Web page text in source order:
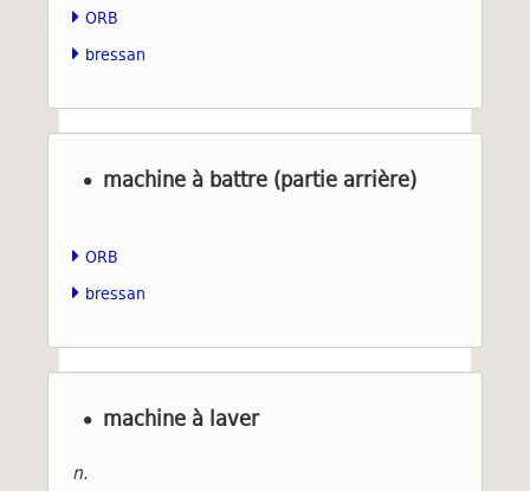
ORB
bressan
machine à battre (partie arrière)
ORB
bressan
machine à laver
n.